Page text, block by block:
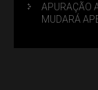
APURAÇÃO
MUDARÁ